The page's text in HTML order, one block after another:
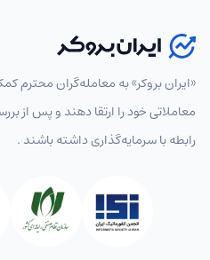
«ایران بروکر» به معامله‌گران محترم
معاملاتی خود را ارتقا دهند و پس از
رابطه با سرمایه‌گذاری داشته باشند .